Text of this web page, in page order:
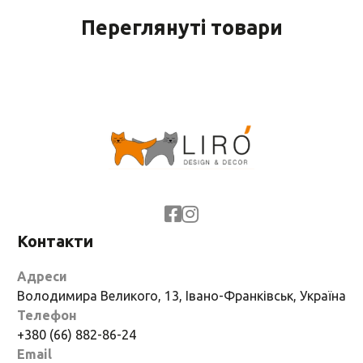
Переглянуті товари
Контакти
Адреси
Володимира Великого, 13, Івано-Франківськ, Україна
Телефон
+380 (66) 882-86-24
Email